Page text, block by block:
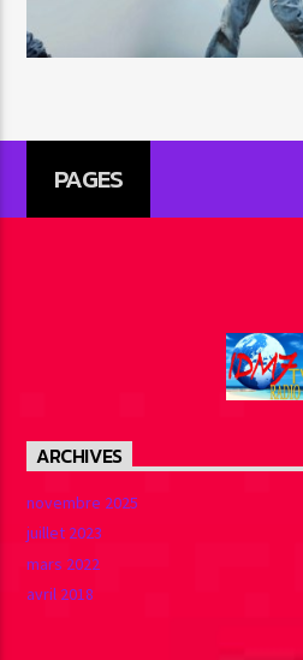
EMISSION EN COURS
DJ VOLZO-PARTY
IDM7RADIO
PAGES
ARCHIVES
novembre 2025
juillet 2023
mars 2022
avril 2018